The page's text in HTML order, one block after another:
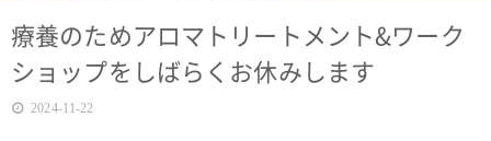
療養のためアロマトリートメント&ワーク
ショップをしばらくお休みします
2024-11-22